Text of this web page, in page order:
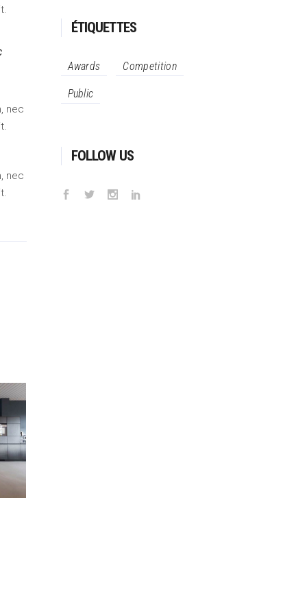
nec
nec
ÉTIQUETTES
Awards Competition
Public
FOLLOW US